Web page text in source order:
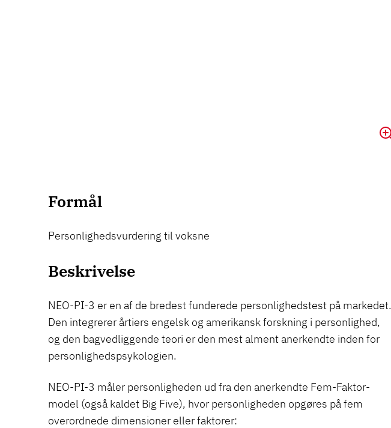
Formål
Personlighedsvurdering til voksne
Beskrivelse
NEO-PI-3 er en af de bredest funderede personlighedstest på markedet.
Den integrerer årtiers engelsk og amerikansk forskning i personlighed,
og den bagvedliggende teori er den mest alment anerkendte inden for
personlighedspsykologien.
NEO-PI-3 måler personligheden ud fra den anerkendte Fem-Faktor-
model (også kaldet Big Five), hvor personligheden opgøres på fem
overordnede dimensioner eller faktorer: